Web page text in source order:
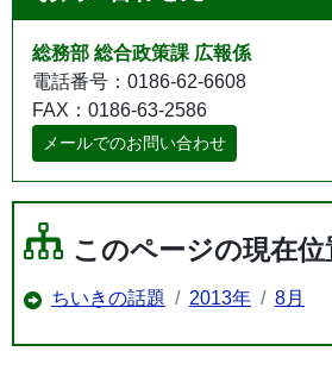
総務部 総合政策課 広報係
電話番号：0186-62-6608
FAX：0186-63-2586
メールでのお問い合わせ
このページの現在位
ちいきの話題 2013年 8月